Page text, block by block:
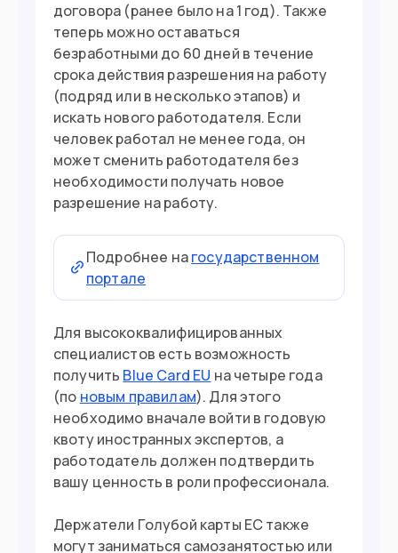
договора (ранее было на 1 год). Также
теперь можно оставаться
безработными до 60 дней в течение
срока действия разрешения на работу
(подряд или в несколько этапов) и
искать нового работодателя. Если
человек работал не менее года, он
может сменить работодателя без
необходимости получать новое
разрешение на работу.
Подробнее нагосударственном
портале
Для высококвалифицированных
специалистов есть возможность
получить Blue Card EU на четыре года
(по новым правилам). Для этого
необходимо вначале войти в годовую
квоту иностранных экспертов, а
работодатель должен подтвердить
вашу ценность в роли профессионала.
Держатели Голубой карты ЕС также
могут заниматься самозанятостью или